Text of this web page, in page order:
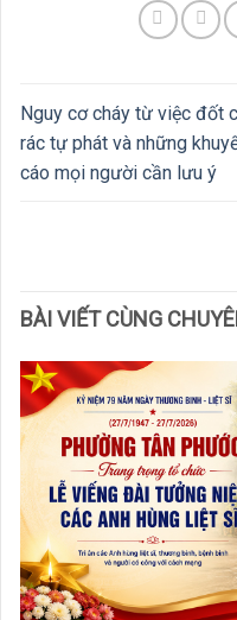
Nguy cơ cháy từ việc đốt
rác tự phát và những
cáo mọi người cần lưu ý
BÀI VIẾT CÙNG